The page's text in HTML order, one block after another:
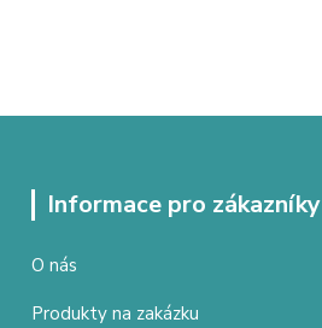
Informace pro zákazníky
O nás
Produkty na zakázku